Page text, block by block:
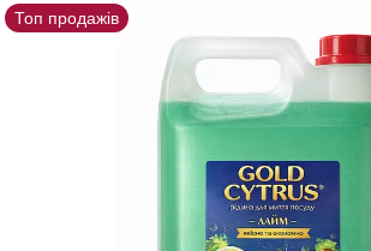
Топ продажів